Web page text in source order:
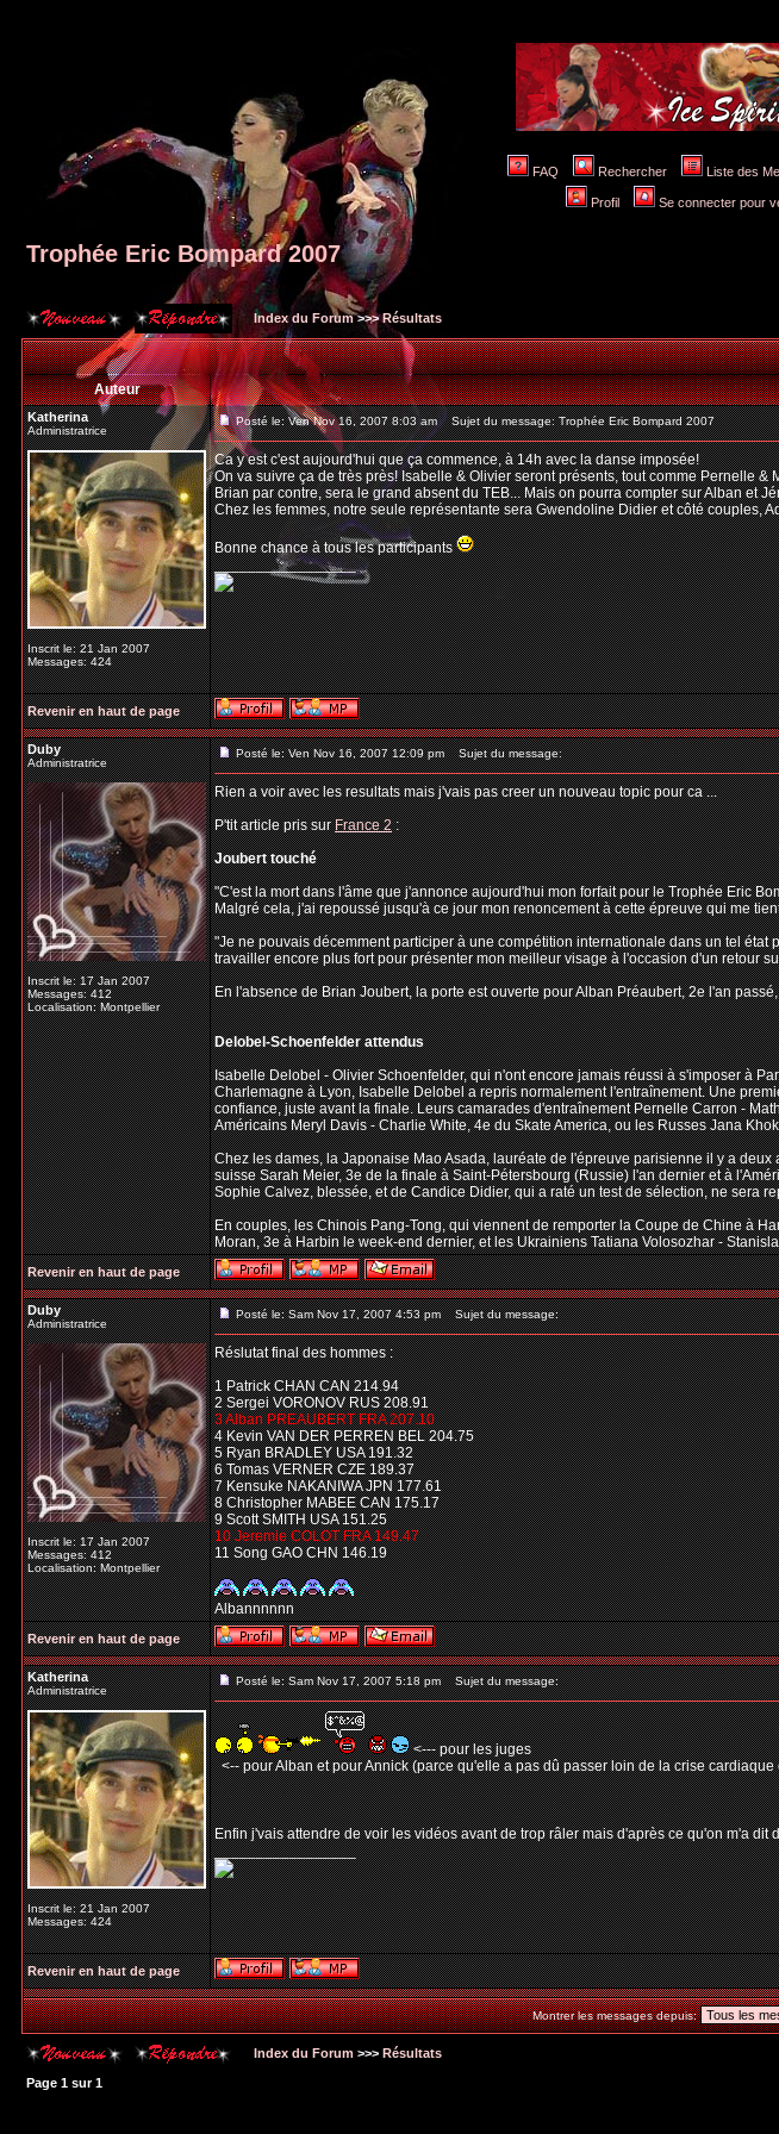
FAQ Rechercher Liste des
Profil Se connecter pour
Trophée Eric Bompard 2007
Index du Forum>>>Résultats
Auteur
Katherina
Administratrice
Inscrit le: 21 Jan 2007
Messages: 424
Posté le: Ven Nov 16, 2007 8:03 am Sujet du message: Trophée Eric Bompard 2007
Ca y est c'est aujourd'hui que ça commence, à 14h avec la danse imposée!
On va suivre ça de très près! Isabelle & Olivier seront présents, tout comme Pernelle &
Brian par contre, sera le grand absent du TEB... Mais on pourra compter sur Alban et
Chez les femmes, notre seule représentante sera Gwendoline Didier et côté couples,
Bonne chance à tous les participants
_________________
Revenir en haut de page
Duby
Administratrice
Inscrit le: 17 Jan 2007
Messages: 412
Localisation: Montpellier
Posté le: Ven Nov 16, 2007 12:09 pm Sujet du message:
Rien a voir avec les resultats mais j'vais pas creer un nouveau topic pour ca ...
P'tit article pris surFrance 2:
Joubert touché
"C'est la mort dans l'âme que j'annonce aujourd'hui mon forfait pour le Trophée Eric
Malgré cela, j'ai repoussé jusqu'à ce jour mon renoncement à cette épreuve qui me
"Je ne pouvais décemment participer à une compétition internationale dans un tel
travailler encore plus fort pour présenter mon meilleur visage à l'occasion d'un retour
En l'absence de Brian Joubert, la porte est ouverte pour Alban Préaubert, 2e l'an
Delobel-Schoenfelder attendus
Isabelle Delobel - Olivier Schoenfelder, qui n'ont encore jamais réussi à s'imposer à
Charlemagne à Lyon, Isabelle Delobel a repris normalement l'entraînement. Une
confiance, juste avant la finale. Leurs camarades d'entraînement Pernelle Carron -
Américains Meryl Davis - Charlie White, 4e du Skate America, ou les Russes Jana
Chez les dames, la Japonaise Mao Asada, lauréate de l'épreuve parisienne il y a
suisse Sarah Meier, 3e de la finale à Saint-Pétersbourg (Russie) l'an dernier et à
Sophie Calvez, blessée, et de Candice Didier, qui a raté un test de sélection, ne sera
En couples, les Chinois Pang-Tong, qui viennent de remporter la Coupe de Chine à
Moran, 3e à Harbin le week-end dernier, et les Ukrainiens Tatiana Volosozhar -
Revenir en haut de page
Duby
Administratrice
Inscrit le: 17 Jan 2007
Messages: 412
Localisation: Montpellier
Posté le: Sam Nov 17, 2007 4:53 pm Sujet du message:
Réslutat final des hommes :
1 Patrick CHAN CAN 214.94
2 Sergei VORONOV RUS 208.91
3 Alban PREAUBERT FRA 207.10
4 Kevin VAN DER PERREN BEL 204.75
5 Ryan BRADLEY USA 191.32
6 Tomas VERNER CZE 189.37
7 Kensuke NAKANIWA JPN 177.61
8 Christopher MABEE CAN 175.17
9 Scott SMITH USA 151.25
10 Jeremie COLOT FRA 149.47
11 Song GAO CHN 146.19
Albannnnnn
Revenir en haut de page
Katherina
Administratrice
Inscrit le: 21 Jan 2007
Messages: 424
Posté le: Sam Nov 17, 2007 5:18 pm Sujet du message:
<--- pour les juges
<-- pour Alban et pour Annick (parce qu'elle a pas dû passer loin de la crise cardiaque
Enfin j'vais attendre de voir les vidéos avant de trop râler mais d'après ce qu'on m'a
_________________
Revenir en haut de page
Montrer les messages depuis:
Index du Forum >>> Résultats
Page 1 sur1